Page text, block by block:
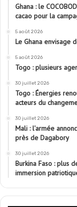
Ghana : le
cacao pour la
5 août 2026
Le Ghana envisage
5 août 2026
Togo : plusieurs
30 juillet 2026
Togo : Énergies
acteurs du
30 juillet 2026
Mali : l’armée
près de Dagabory
30 juillet 2026
Burkina Faso : plus
immersion